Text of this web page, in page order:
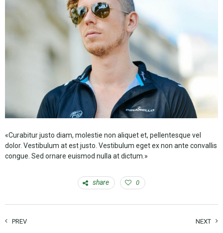
«Curabitur justo diam, molestie non aliquet et, pellentesque vel
dolor. Vestibulum at est justo. Vestibulum eget ex non ante convallis
congue. Sed ornare euismod nulla at dictum.»
share 0
PREV NEXT